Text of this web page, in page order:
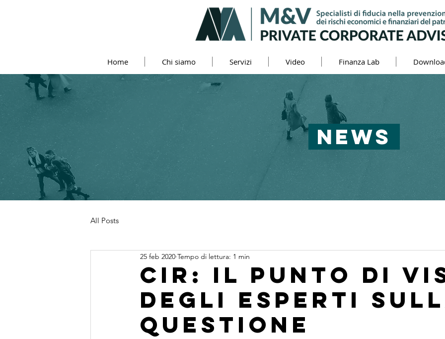
Home Chi siamo Servizi Video Finanza Lab
NEWS
All Posts
Cir: il punto di
degli esperti
questione
25 feb 2020 Tempo di lettura: 1 min